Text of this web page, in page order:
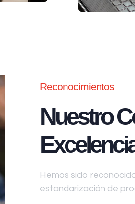
Reconocimientos
Nuestro
Hemos sido
estandarización de